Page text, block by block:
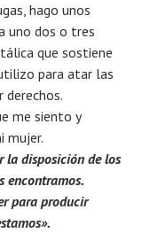
hago unos
uno dos o tres
que sostiene
para atar las
derechos.
me siento y
mujer.
la disposición de los
encontramos.
para producir